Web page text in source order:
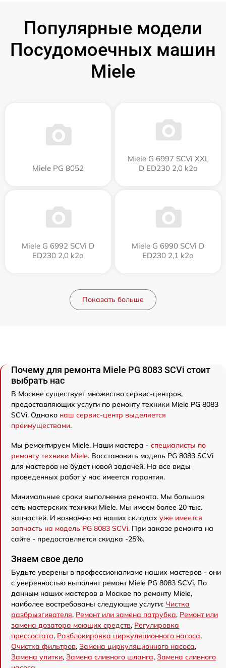
Популярные модели
Посудомоечных машин
Miele
Miele PG 8052
Miele G 6997 SCVi XXL
D ED230 2,0 k2o
Miele G 6992 SCVi D
ED230 2,0 k2o
Miele G 6990 SCVi D
ED230 2,1 k2o
Показать больше
Почему для ремонта Miele PG 8083 SCVi стоит
выбрать нас
В Москве существует множество сервис-центров,
предоставляющих услуги по ремонту техники Miele PG 8083
SCVi. Однако наш сервис-центр выделяется
преимуществами.
Мы ремонтируем Miele. Наши мастера - специалисты по
ремонту техники Miele. Восстановить модель PG 8083 SCVi
для мастеров не будет новой задачей. На все виды
проведенных работ у нас имеется гарантия.
Минимальные сроки выполнения ремонта. Мы большая
сеть мастерских техники Miele. Мы имеем более 20 тыс.
запчастей. И возможно на наших складах уже имеется
запчасть на модель PG 8083 SCVi. При заказе ремонта на
сайте - предоставляется скидка -25%.
Знаем свое дело
Будьте уверены в профессионализме наших мастеров - они
с уверенностью выполнят ремонт Miele PG 8083 SCVi. По
данным наших мастеров в Москве по ремонту Miele,
наиболее востребованы следующие услуги: Чистка
разбрызгивателя, Ремонт или замена патрубка, Ремонт или
замена дозатора моющих средств, Регулировка
прессостата, Разблокировка циркуляционного насоса,
Очистка фильтров, Замена циркуляционного насоса,
Замена улитки, Замена сливного шланга, Замена сливного